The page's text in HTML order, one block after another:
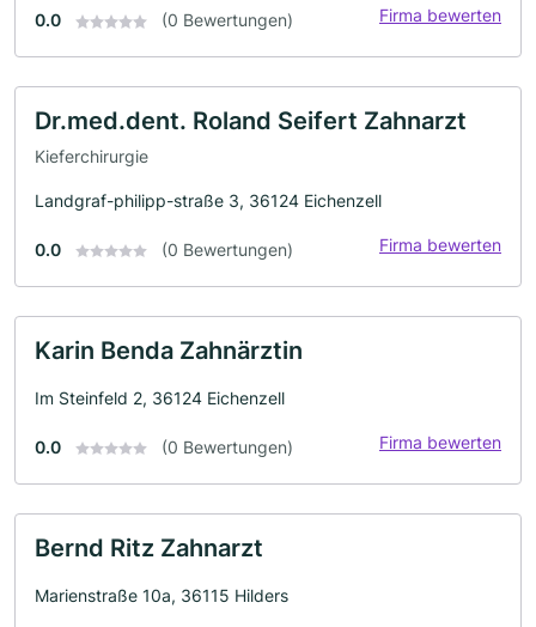
0.0 (0 Bewertungen) Firma bewerten
Dr.med.dent. Roland Seifert Zahnarzt
Kieferchirurgie
Landgraf-philipp-straße 3, 36124 Eichenzell
0.0 (0 Bewertungen) Firma bewerten
Karin Benda Zahnärztin
Im Steinfeld 2, 36124 Eichenzell
0.0 (0 Bewertungen) Firma bewerten
Bernd Ritz Zahnarzt
Marienstraße 10a, 36115 Hilders